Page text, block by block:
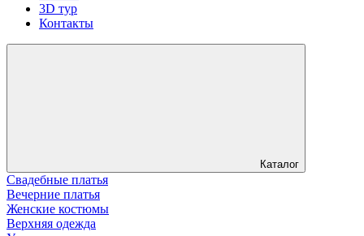
3D тур
Контакты
Каталог
Свадебные платья
Вечерние платья
Женские костюмы
Верхняя одежда